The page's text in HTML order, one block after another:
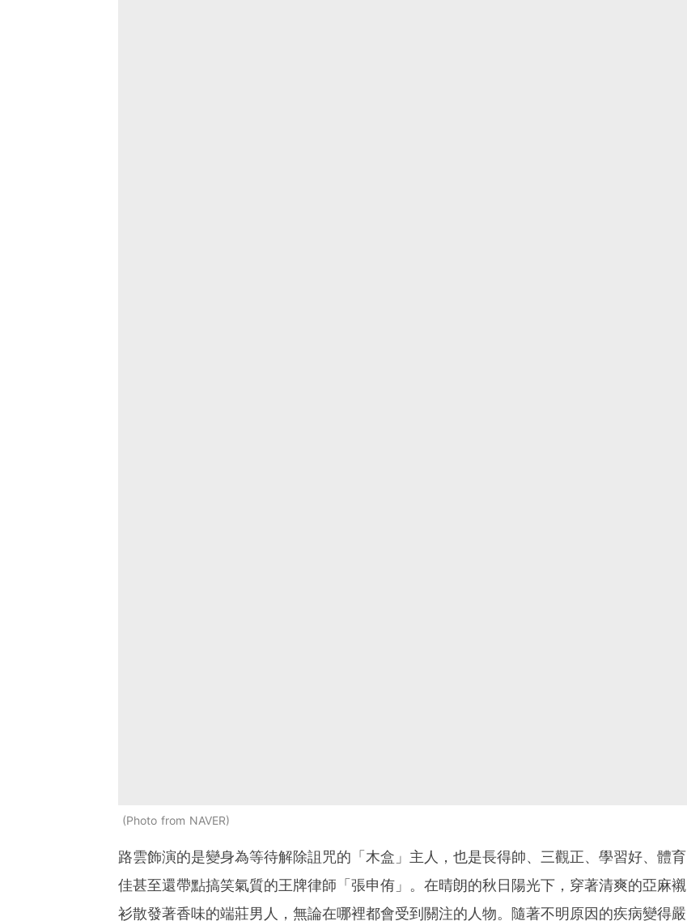
Photo from NAVER
路雲飾演的是變身為等待解除詛咒的「木盒」主人，也是長得帥、三觀正、學習好、體育
佳甚至還帶點搞笑氣質的王牌律師「張申侑」。在晴朗的秋日陽光下，穿著清爽的亞麻襯
衫散發著香味的端莊男人，無論在哪裡都會受到關注的人物。隨著不明原因的疾病變得嚴